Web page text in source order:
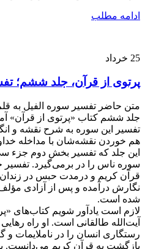
ادامه مطلب
25 خرداد
پرتوی از قرآن، جلد ششم؛
متن حاضر تفسیر سوره الفیل به
جلد ششم کتاب «پرتوی از قرآن»
تفسیر این سوره به شرح نقشه و
هم خوردن نقشه‌شان با مداخله
این جلد که تفسیر بخش دوم جزء
سوره ناس را در برمی‌گیرد.
قرآن کریم و درمدت حبس در
نگارش درآمده و پس از آزادی
شده است.
لازم است یادآور شویم کتاب‌های
آیت‌الله طالقانی است. او راه
رستگاری انسان را در ناملایمات
بازگشت به قرآن کریم می‌دانست.